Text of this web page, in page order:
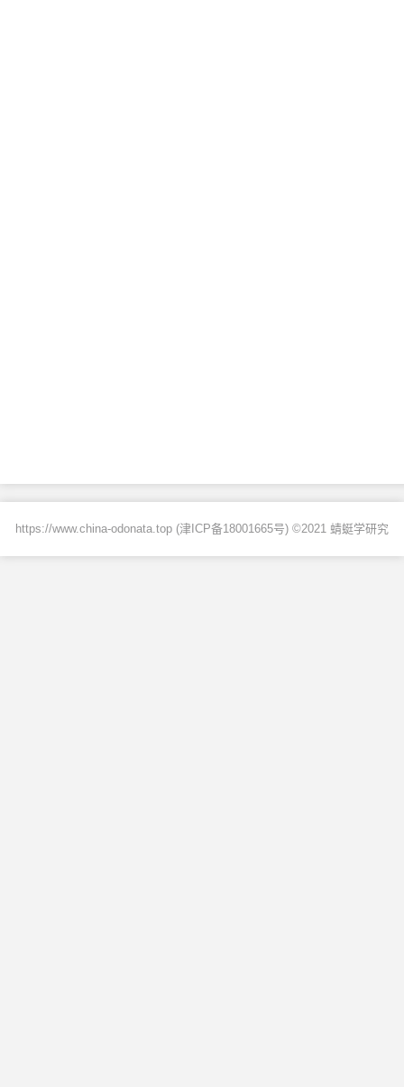
https://www.china-odonata.top (津ICP备18001665号) ©2021 蜻蜓学研究